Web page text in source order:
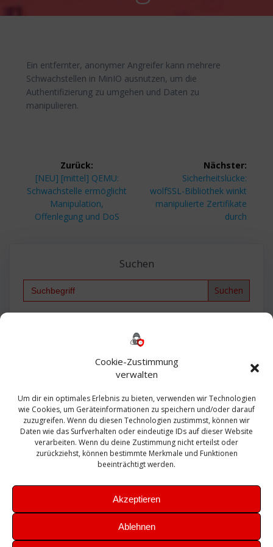
Cookie-Zustimmung
verwalten
Um dir ein optimales Erlebnis zu bieten, verwenden wir Technologien
wie Cookies, um Geräteinformationen zu speichern und/oder darauf
zuzugreifen. Wenn du diesen Technologien zustimmst, können wir
Daten wie das Surfverhalten oder eindeutige IDs auf dieser Website
verarbeiten. Wenn du deine Zustimmung nicht erteilst oder
zurückziehst, können bestimmte Merkmale und Funktionen
beeinträchtigt werden.
Akzeptieren
Ablehnen
Ein entfernter, anonymer Angreifer kann mehrere
Schwachstellen in MinIO ausnutzen, um die
Authentifizierung zu umgehen und Daten zu
manipulieren.
Beitragsnavigation
Zurück:
Vorheriger
Beitrag:
[NEU] [mittel] QEMU:
Schwachstelle ermöglicht
Manipulation,
Offenlegung und DoS
Nächster:
Nächster
Beitrag:
Sicherheitslücke:
wolfSSL-Bibliothek winkt
manipulierte Zertifikate
durch
Suchen
Search
Bautagebuch
Exchange firewall Fritzbox
Microsoft
Sanierung SBS Security Server Sicherheit
Sicherung SIEM Sophos SSL Ubuntu
Update Upgrade UTM VCenter VCSA Veeam
VMWare VPN WAZUH Windows
Zertifikat